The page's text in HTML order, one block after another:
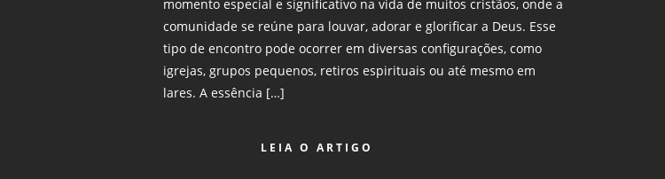
momento especial e significativo na vida de muitos cristãos, onde a
comunidade se reúne para louvar, adorar e glorificar a Deus. Esse
tipo de encontro pode ocorrer em diversas configurações, como
igrejas, grupos pequenos, retiros espirituais ou até mesmo em
lares. A essência […]
LEIA O ARTIGO